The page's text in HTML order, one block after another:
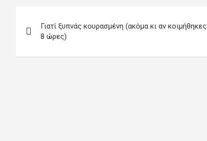
άρθρων
Γιατί ξυπνάς κουρασμένη (ακόμα κι αν κοιμήθηκες
8 ώρες)